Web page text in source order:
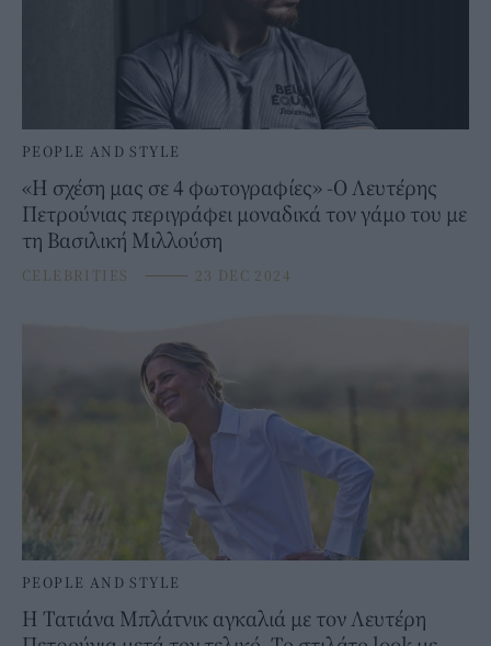
PEOPLE AND STYLE
«Η σχέση μας σε 4 φωτογραφίες» -Ο Λευτέρης
Πετρούνιας περιγράφει μοναδικά τον γάμο του με
τη Βασιλική Μιλλούση
CELEBRITIES ⸻ 23 DEC 2024
PEOPLE AND STYLE
Η Τατιάνα Μπλάτνικ αγκαλιά με τον Λευτέρη